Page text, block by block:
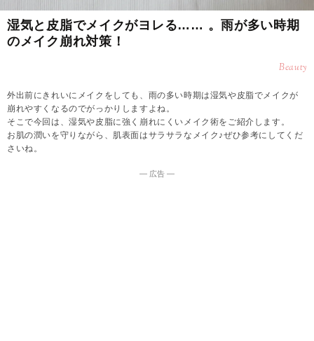
湿気と皮脂でメイクがヨレる…… 。雨が多い時期
のメイク崩れ対策！
Beauty
外出前にきれいにメイクをしても、雨の多い時期は湿気や皮脂でメイクが
崩れやすくなるのでがっかりしますよね。
そこで今回は、湿気や皮脂に強く崩れにくいメイク術をご紹介します。
お肌の潤いを守りながら、肌表面はサラサラなメイク♪ぜひ参考にしてくだ
さいね。
― 広告 ―